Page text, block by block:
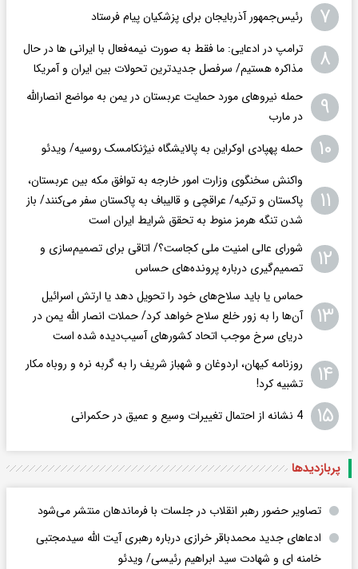
۷ رئیس‌جمهور آذربایجان برای پزشکیان پیام فرستاد
۸
ترامپ در ادعایی: ما فقط به‌ صورت نیمه‌فعال با ایرانی ها در حال
مذاکره هستیم/ سرفصل جدیدترین تحولات بین ایران و آمریکا
۹
حمله نیروهای مورد حمایت عربستان در یمن به مواضع انصارالله
در مارب
۱۰ حمله پهپادی اوکراین به پالایشگاه نیژنکامسک روسیه/ ویدئو
۱۱
واکنش سخنگوی وزارت امور خارجه به توافق مکه بین عربستان،
پاکستان و ترکیه/ عراقچی و قالیباف به پاکستان سفر می‌کنند/ باز
شدن تنگه هرمز منوط به تحقق شرایط ایران است
۱۲
شورای عالی امنیت ملی کجاست؟/ اتاقی برای تصمیم‌سازی و
تصمیم‌گیری درباره پرونده‌های حساس
۱۳
حماس یا باید سلاح‌های خود را تحویل دهد یا ارتش اسرائیل
آن‌ها را به‌ زور خلع سلاح خواهد کرد/ حملات انصار الله یمن در
دریای سرخ موجب اتحاد کشورهای آسیب‌دیده شده است
۱۴
روزنامه کیهان، اردوغان و شهباز شریف را به گربه نره و روباه مکار
تشبیه کرد!
۱۵ 4 نشانه از احتمال تغییرات وسیع و عمیق در حکمرانی
پربازدید‌ها
تصاویر حضور رهبر انقلاب در جلسات با فرماندهان منتشر می‌شود
ادعاهای جدید محمدباقر خرازی درباره رهبری آیت الله سیدمجتبی
خامنه ای و شهادت سید ابراهیم رئیسی/ ویدئو